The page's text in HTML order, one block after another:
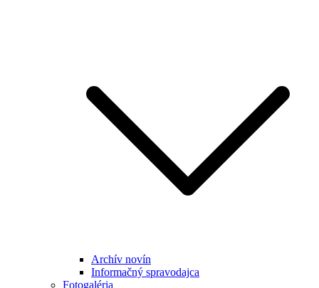
Archív novín
Informačný spravodajca
Fotogaléria